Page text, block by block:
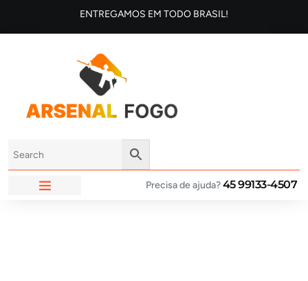
ENTREGAMOS EM TODO BRASIL!
Precisa de ajuda?45 99133-4507